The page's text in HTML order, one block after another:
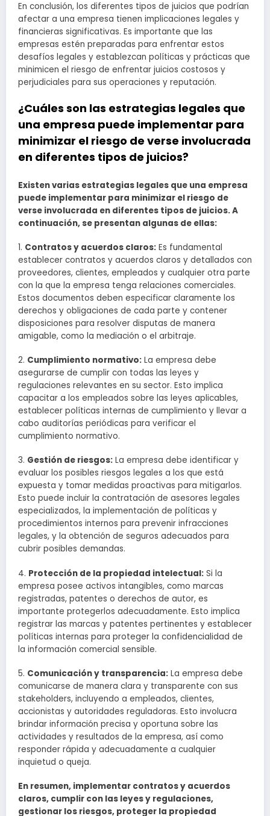
En conclusión, los diferentes tipos de juicios que podrían
afectar a una empresa tienen implicaciones legales y
financieras significativas. Es importante que las
empresas estén preparadas para enfrentar estos
desafíos legales y establezcan políticas y prácticas que
minimicen el riesgo de enfrentar juicios costosos y
perjudiciales para sus operaciones y reputación.
¿Cuáles son las estrategias legales que
una empresa puede implementar para
minimizar el riesgo de verse involucrada
en diferentes tipos de juicios?
Existen varias estrategias legales que una empresa
puede implementar para minimizar el riesgo de
verse involucrada en diferentes tipos de juicios. A
continuación, se presentan algunas de ellas:
1. Contratos y acuerdos claros: Es fundamental
establecer contratos y acuerdos claros y detallados con
proveedores, clientes, empleados y cualquier otra parte
con la que la empresa tenga relaciones comerciales.
Estos documentos deben especificar claramente los
derechos y obligaciones de cada parte y contener
disposiciones para resolver disputas de manera
amigable, como la mediación o el arbitraje.
2. Cumplimiento normativo: La empresa debe
asegurarse de cumplir con todas las leyes y
regulaciones relevantes en su sector. Esto implica
capacitar a los empleados sobre las leyes aplicables,
establecer políticas internas de cumplimiento y llevar a
cabo auditorías periódicas para verificar el
cumplimiento normativo.
3. Gestión de riesgos: La empresa debe identificar y
evaluar los posibles riesgos legales a los que está
expuesta y tomar medidas proactivas para mitigarlos.
Esto puede incluir la contratación de asesores legales
especializados, la implementación de políticas y
procedimientos internos para prevenir infracciones
legales, y la obtención de seguros adecuados para
cubrir posibles demandas.
4. Protección de la propiedad intelectual: Si la
empresa posee activos intangibles, como marcas
registradas, patentes o derechos de autor, es
importante protegerlos adecuadamente. Esto implica
registrar las marcas y patentes pertinentes y establecer
políticas internas para proteger la confidencialidad de
la información comercial sensible.
5. Comunicación y transparencia: La empresa debe
comunicarse de manera clara y transparente con sus
stakeholders, incluyendo a empleados, clientes,
accionistas y autoridades reguladoras. Esto involucra
brindar información precisa y oportuna sobre las
actividades y resultados de la empresa, así como
responder rápida y adecuadamente a cualquier
inquietud o queja.
En resumen, implementar contratos y acuerdos
claros, cumplir con las leyes y regulaciones,
gestionar los riesgos, proteger la propiedad